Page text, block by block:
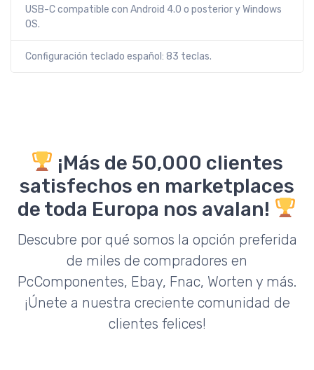
USB-C compatible con Android 4.0 o posterior y Windows
OS.
Configuración teclado español: 83 teclas.
¡Más de 50,000 clientes
satisfechos en marketplaces
de toda Europa nos avalan!
Descubre por qué somos la opción preferida
de miles de compradores en
PcComponentes, Ebay, Fnac, Worten y más.
¡Únete a nuestra creciente comunidad de
clientes felices!